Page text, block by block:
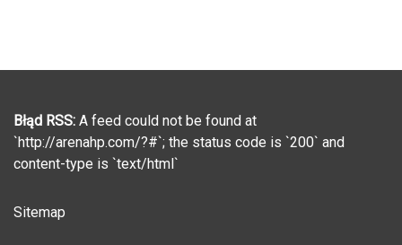
Błąd RSS: A feed could not be found at
`http://arenahp.com/?#`; the status code is `200` and
content-type is `text/html`
Sitemap